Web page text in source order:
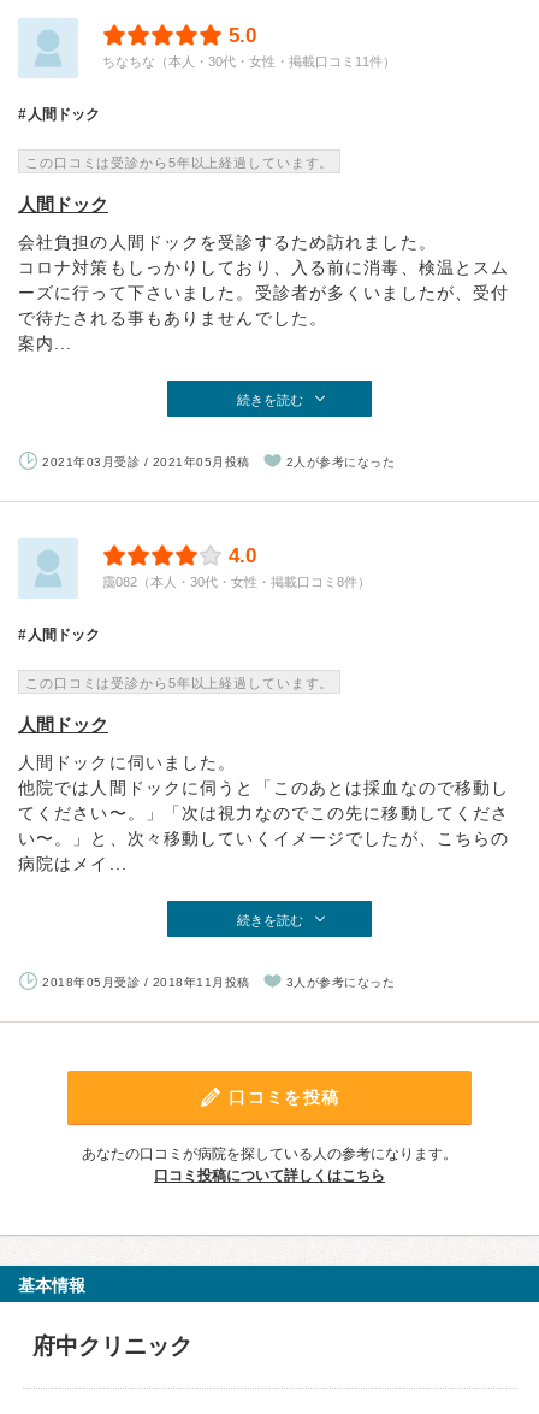
5.0
ちなちな（本人・30代・女性・掲載口コミ11件）
人間ドック
この口コミは受診から5年以上経過しています。
人間ドック
会社負担の人間ドックを受診するため訪れました。
コロナ対策もしっかりしており、入る前に消毒、検温とスム
ーズに行って下さいました。受診者が多くいましたが、受付
で待たされる事もありませんでした。
案内...
続きを読む
2021年03月受診 / 2021年05月投稿 2人が参考になった
4.0
靄082（本人・30代・女性・掲載口コミ8件）
人間ドック
この口コミは受診から5年以上経過しています。
人間ドック
人間ドックに伺いました。
他院では人間ドックに伺うと「このあとは採血なので移動し
てください〜。」「次は視力なのでこの先に移動してくださ
い〜。」と、次々移動していくイメージでしたが、こちらの
病院はメイ...
続きを読む
2018年05月受診 / 2018年11月投稿 3人が参考になった
口コミを投稿
あなたの口コミが病院を探している人の参考になります。
口コミ投稿について詳しくはこちら
基本情報
府中クリニック